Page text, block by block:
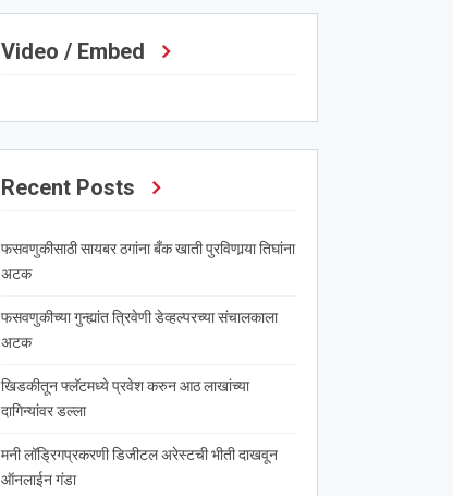
Video / Embed
Recent Posts
फसवणुकीसाठी सायबर ठगांना बँक खाती पुरविणार्‍या तिघांना
अटक
फसवणुकीच्या गुन्ह्यांत त्रिवेणी डेव्हल्परच्या संचालकाला
अटक
खिडकीतून फ्लॅटमध्ये प्रवेश करुन आठ लाखांच्या
दागिन्यांवर डल्ला
मनी लॉड्रिगप्रकरणी डिजीटल अरेस्टची भीती दाखवून
ऑनलाईन गंडा